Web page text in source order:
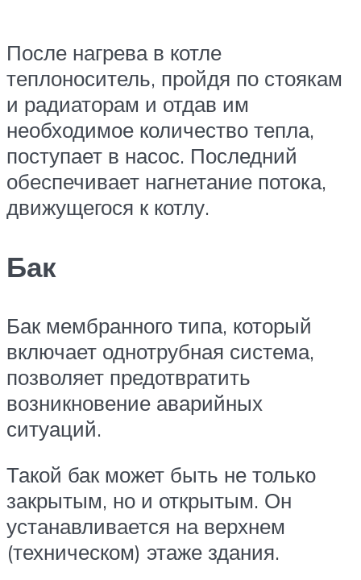
После нагрева в котле
теплоноситель, пройдя по стоякам
и радиаторам и отдав им
необходимое количество тепла,
поступает в насос. Последний
обеспечивает нагнетание потока,
движущегося к котлу.
Бак
Бак мембранного типа, который
включает однотрубная система,
позволяет предотвратить
возникновение аварийных
ситуаций.
Такой бак может быть не только
закрытым, но и открытым. Он
устанавливается на верхнем
(техническом) этаже здания.